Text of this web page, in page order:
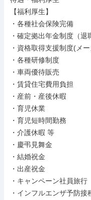
【福利厚生】
・各種社会保険完備
・確定拠出年金制度（退
・資格取得支援制度(メ
・各種研修制度
・車両優待販売
・賃貸住宅費用負担
・産前・産後休暇
・育児休業
・育児短時間勤務
・介護休暇 等
・慶弔見舞金
・結婚祝金
・出産祝金
・キャンペーン社員旅行
・インフルエンザ予防接